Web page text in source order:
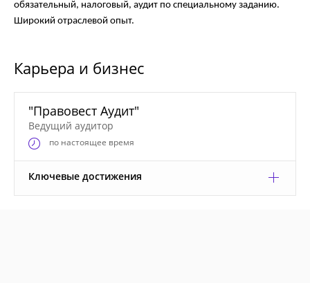
обязательный, налоговый, аудит по специальному заданию.
Широкий отраслевой опыт.
Карьера и бизнес
"Правовест Аудит"
Ведущий аудитор
по настоящее время
Ключевые достижения